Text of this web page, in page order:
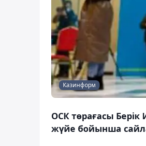
Казинформ
ОСК төрағасы
жүйе бойынша